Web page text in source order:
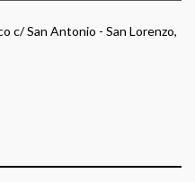
c/ San Antonio - San Lorenzo,